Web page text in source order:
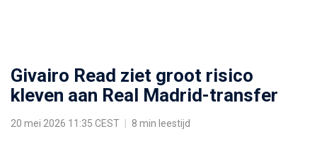
Givairo Read ziet groot risico
kleven aan Real Madrid-transfer
20 mei 2026 11:35 CEST 8 min leestijd